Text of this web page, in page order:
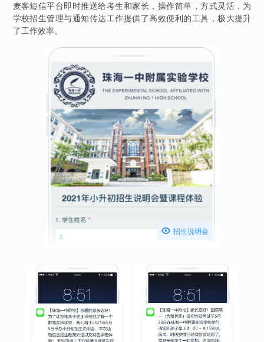
麦客短信平台即时推送给考生和家长，操作简单，方式灵活，为
学校招生管理与通知传达工作提供了高效便利的工具，极大提升
了工作效率。
 招生说明会